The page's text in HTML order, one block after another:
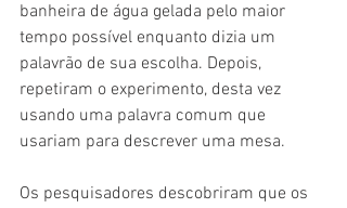
banheira de água gelada pelo maior
tempo possível enquanto dizia um
palavrão de sua escolha. Depois,
repetiram o experimento, desta vez
usando uma palavra comum que
usariam para descrever uma mesa.
Os pesquisadores descobriram que os